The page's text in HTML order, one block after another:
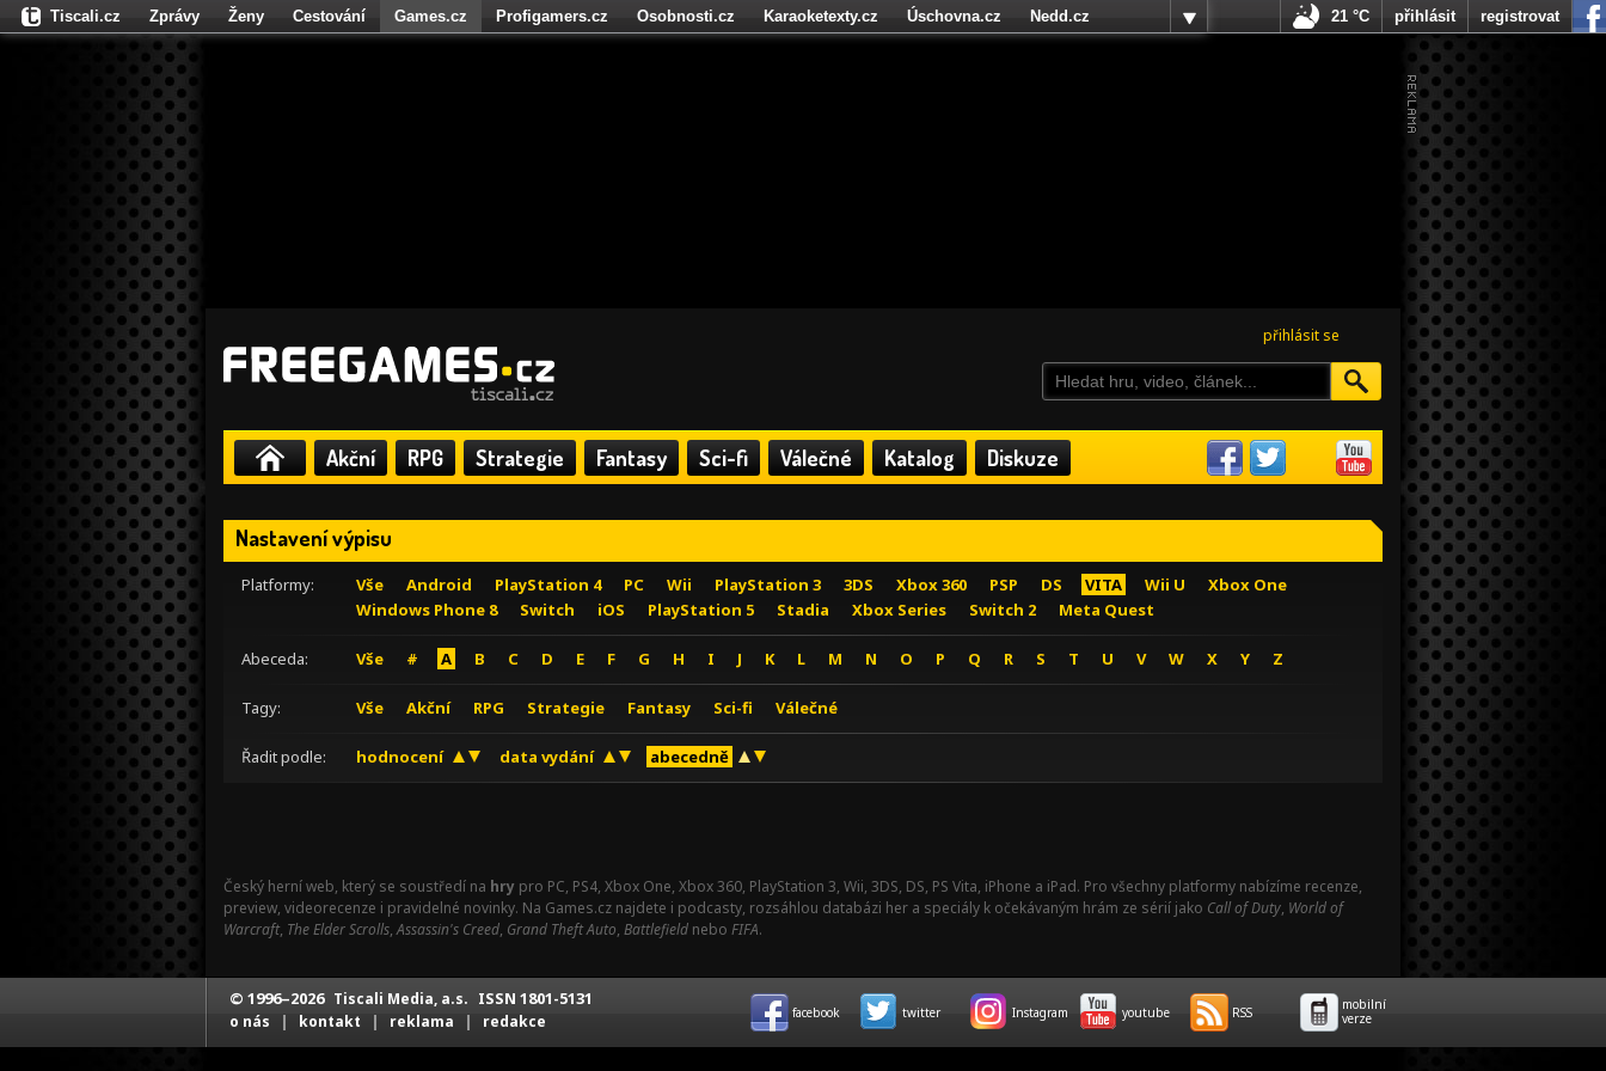
přihlásit se
Akční RPG Strategie Fantasy Sci-fi Válečné Katalog Diskuze
Nastavení výpisu
Platformy: Vše Android PlayStation 4 PC Wii PlayStation 3 3DS Xbox 360 PSP DS VITA Wii U
Xbox One
Windows Phone 8
Switch iOS PlayStation 5 Stadia Xbox Series Switch 2 Meta Quest
Abeceda: Vše # A B C D E F G H I J K L M N O P Q R S T U V W X Y Z
Tagy: Vše Akční RPG Strategie Fantasy Sci-fi Válečné
Řadit podle: hodnocení data vydání abecedně
Český herní web, který se soustředí na hry pro PC, PS4, Xbox One, Xbox 360, PlayStation 3, Wii, 3DS, DS, PS Vita, iPhone a iPad. Pro všechny platformy nabízíme recenze,
preview, videorecenze i pravidelné novinky. Na Games.cz najdete i podcasty, rozsáhlou databázi her a speciály k očekávaným hrám ze sérií jako Call of Duty, World of
Warcraft, The Elder Scrolls,Assassin's Creed, Grand Theft Auto, Battlefield nebo FIFA.
Tiscali.cz Zprávy Ženy Cestování Games.cz Profigamers.cz Osobnosti.cz Karaoketexty.cz Úschovna.cz
Nedd.cz
Fights.cz
21 °C přihlásit registrovat
© 1996–2026 Tiscali Media, a.s. ISSN 1801-5131
o nás | kontakt | reklama | redakce facebook twitter Instagram youtube RSS
mobilní
verze